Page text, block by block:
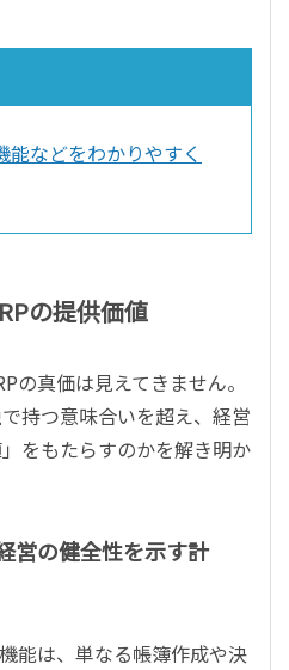
能などをわかりやすく
の提供価値
の真価は見えてきません。
持つ意味合いを超え、経営
をもたらすのかを解き明か
営の健全性を示す計
能は、単なる帳簿作成や決